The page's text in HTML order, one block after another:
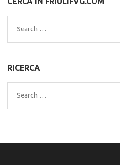
Search
for:
RICERCA
Search
for: